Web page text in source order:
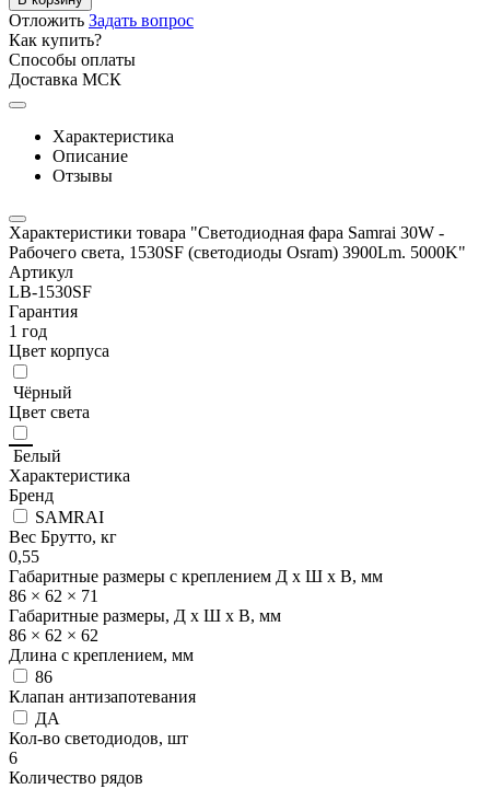
Отложить Задать вопрос
Как купить?
Способы оплаты
Доставка МСК
Характеристика
Описание
Отзывы
Характеристики товара "Светодиодная фара Samrai 30W -
Рабочего света, 1530SF (светодиоды Osram) 3900Lm. 5000K"
Артикул
LB-1530SF
Гарантия
1 год
Цвет корпуса
Чёрный
Цвет света
Белый
Характеристика
Бренд
SAMRAI
Вес Брутто, кг
0,55
Габаритные размеры с креплением Д x Ш x В, мм
86 × 62 × 71
Габаритные размеры, Д x Ш x В, мм
86 × 62 × 62
Длина с креплением, мм
86
Клапан антизапотевания
ДА
Кол-во светодиодов, шт
6
Количество рядов